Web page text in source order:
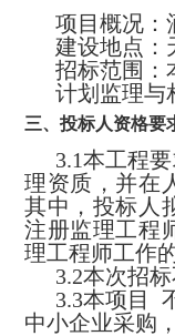
项目概况：
建设地点：
招标范围：
计划监理与
三、投标人资格要
3.1本工程
理资质 ，并
其中，投标人
注册监理工程
理工程师工作
3.2本次招标
3.3本项目
中小企业采购